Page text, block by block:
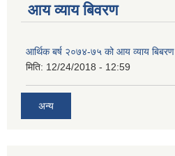
आय व्याय बिवरण
आर्थिक बर्ष २०७४-७५ को आय व्याय बिबरण
मिति: 12/24/2018 - 12:59
अन्य